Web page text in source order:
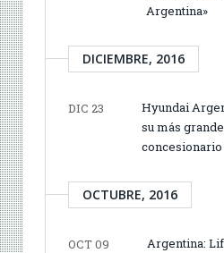
Argentina»
DICIEMBRE, 2016
DIC 23
Hyundai
su más
concesionario
OCTUBRE, 2016
OCT 09
Argentina: